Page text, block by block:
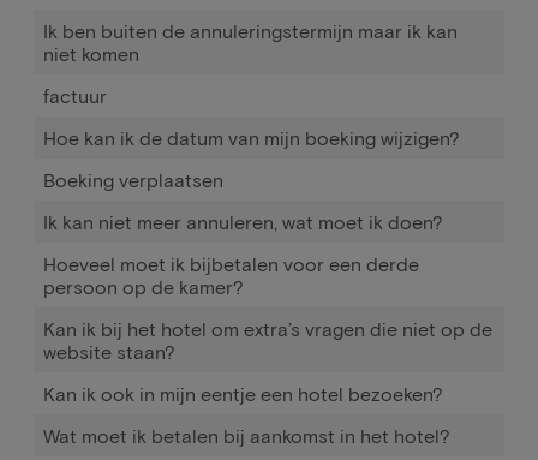
Ik ben buiten de annuleringstermijn maar ik kan
niet komen
factuur
Hoe kan ik de datum van mijn boeking wijzigen?
Boeking verplaatsen
Ik kan niet meer annuleren, wat moet ik doen?
Hoeveel moet ik bijbetalen voor een derde
persoon op de kamer?
Kan ik bij het hotel om extra’s vragen die niet op de
website staan?
Kan ik ook in mijn eentje een hotel bezoeken?
Wat moet ik betalen bij aankomst in het hotel?